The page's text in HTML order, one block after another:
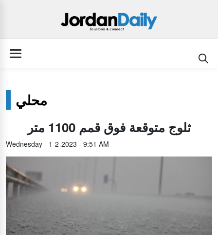
محلي
ثلوج متوقعة فوق قمم 1100 متر
Wednesday - 1-2-2023 - 9:51 AM